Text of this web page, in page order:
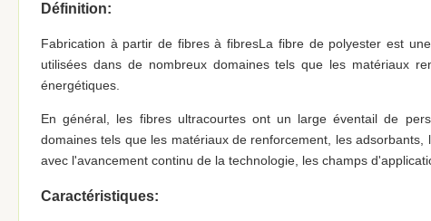
Définition:
Fabrication à partir de fibres à fibresLa fibre de polyester est
utilisées dans de nombreux domaines tels que les matériaux
énergétiques.
En général, les fibres ultracourtes ont un large éventail de
domaines tels que les matériaux de renforcement, les
avec l'avancement continu de la technologie, les champs
Caractéristiques: